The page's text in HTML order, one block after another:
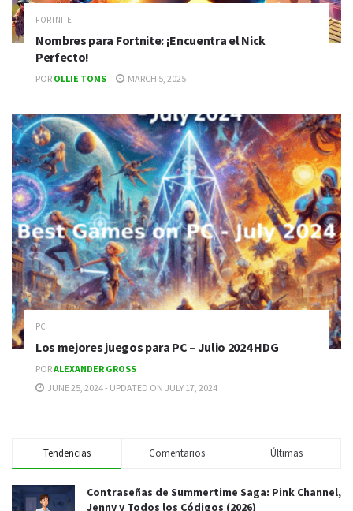
FORTNITE
Nombres para Fortnite: ¡Encuentra el Nick
Perfecto!
POR OLLIE TOMS MARCH 5, 2025
PC
Los mejores juegos para PC – Julio 2024 HDG
PORALEXANDER GROSS
JUNE 25, 2024 - UPDATED ON JULY 17, 2024
Tendencias Comentarios Últimas
Contraseñas de Summertime Saga: Pink Channel,
Jenny y Todos los Códigos (2026)